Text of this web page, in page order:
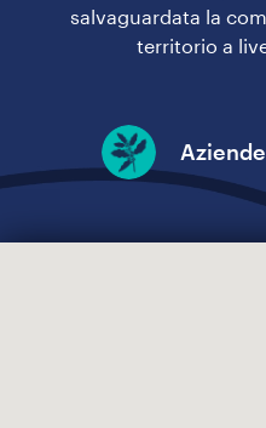
salvaguardata la
territorio a